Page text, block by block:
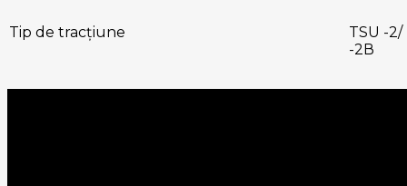
Tip de tracțiune
TSU -2/
-2В